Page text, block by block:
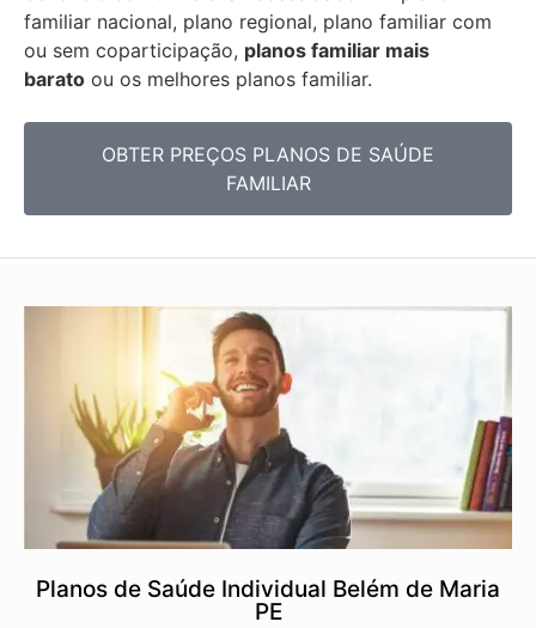
familiar nacional, plano regional, plano familiar com
ou sem coparticipação, planos familiar mais
barato ou os melhores planos familiar.
OBTER PREÇOS PLANOS DE SAÚDE
FAMILIAR
Planos de Saúde Individual Belém de Maria
PE